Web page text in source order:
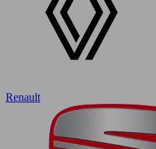
Renault